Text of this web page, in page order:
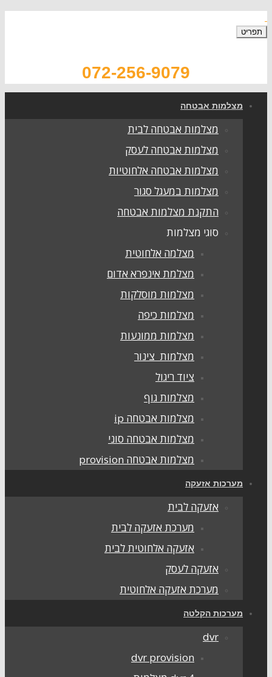
072-256-9079
אבטחה
מצלמות אבטחה לבית
מצלמות אבטחה לעסק
מצלמות אבטחה אלחוטיות
מצלמות במעגל סגור
התקנת מצלמות אבטחה
סוגי מצלמות
מצלמה אלחוטית
מצלמת אינפרא אדום
מצלמות מוסלקות
מצלמות כיפה
מצלמות ממונעות
מצלמות צינור
ציוד ריגול
מצלמות גוף
מצלמות אבטחה ip
מצלמות אבטחה סוני
מצלמות אבטחה provision
אזעקה
אזעקה לבית
מערכת אזעקה לבית
אזעקה אלחוטית לבית
אזעקה לעסק
מערכת אזעקה אלחוטית
הקלטה
dvr provision